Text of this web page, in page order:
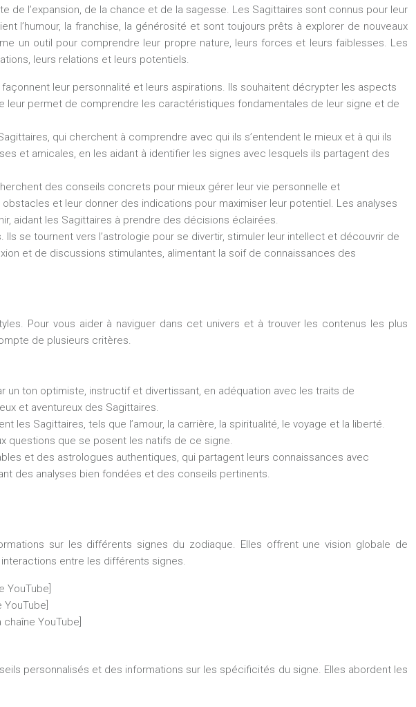
de l’expansion, de la chance et de la sagesse. Les Sagittaires sont connus pour leur
l’humour, la franchise, la générosité et sont toujours prêts à explorer de nouveaux
un outil pour comprendre leur propre nature, leurs forces et leurs faiblesses. Les
leurs relations et leurs potentiels.
leur personnalité et leurs aspirations. Ils souhaitent décrypter les aspects
permet de comprendre les caractéristiques fondamentales de leur signe et de
qui cherchent à comprendre avec qui ils s’entendent le mieux et à qui ils
et amicales, en les aidant à identifier les signes avec lesquels ils partagent des
des conseils concrets pour mieux gérer leur vie personnelle et
et leur donner des indications pour maximiser leur potentiel. Les analyses
aidant les Sagittaires à prendre des décisions éclairées.
se tournent vers l’astrologie pour se divertir, stimuler leur intellect et découvrir de
et de discussions stimulantes, alimentant la soif de connaissances des
Pour vous aider à naviguer dans cet univers et à trouver les contenus les plus
de plusieurs critères.
ton optimiste, instructif et divertissant, en adéquation avec les traits de
et aventureux des Sagittaires.
Sagittaires, tels que l’amour, la carrière, la spiritualité, le voyage et la liberté.
questions que se posent les natifs de ce signe.
et des astrologues authentiques, qui partagent leurs connaissances avec
des analyses bien fondées et des conseils pertinents.
sur les différents signes du zodiaque. Elles offrent une vision globale de
entre les différents signes.
YouTube]
YouTube]
personnalisés et des informations sur les spécificités du signe. Elles abordent les